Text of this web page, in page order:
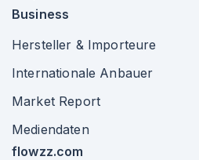
Business
Hersteller & Importeure
Internationale Anbauer
Market Report
Mediendaten
flowzz.com